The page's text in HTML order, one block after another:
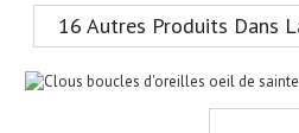
16 Autres Produits Dans